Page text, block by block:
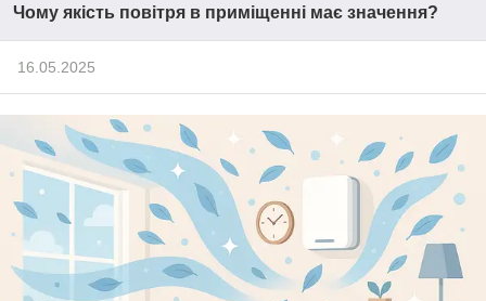
Чому якість повітря в приміщенні має значення?
16.05.2025